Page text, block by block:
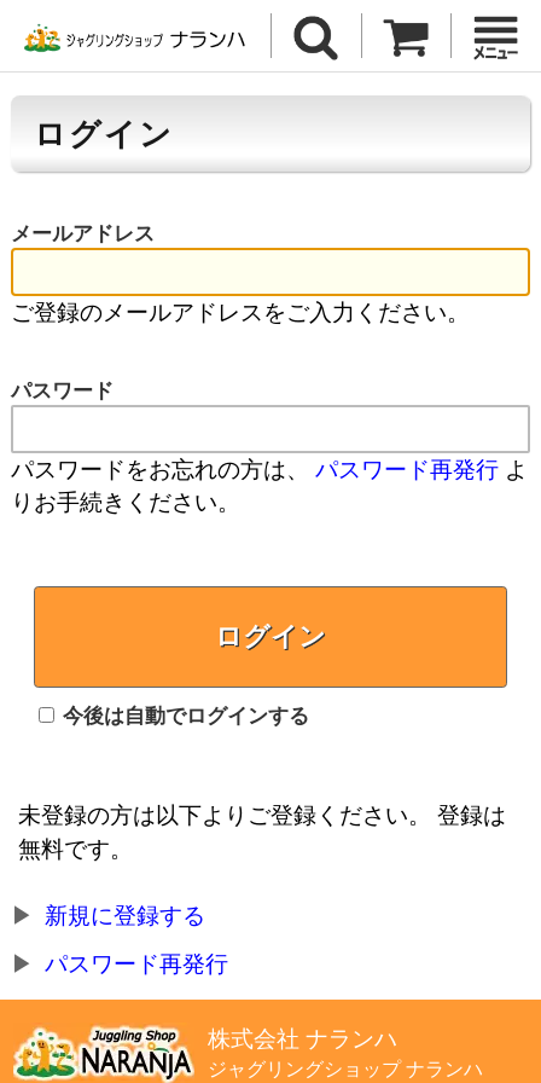
ログイン
メールアドレス
ご登録のメールアドレスをご入力ください。
パスワード
パスワードをお忘れの方は、パスワード再発行 よ
りお手続きください。
ログイン
今後は自動でログインする
未登録の方は以下よりご登録ください。 登録は
無料です。
新規に登録する
パスワード再発行
株式会社 ナランハ
ジャグリングショップ ナランハ